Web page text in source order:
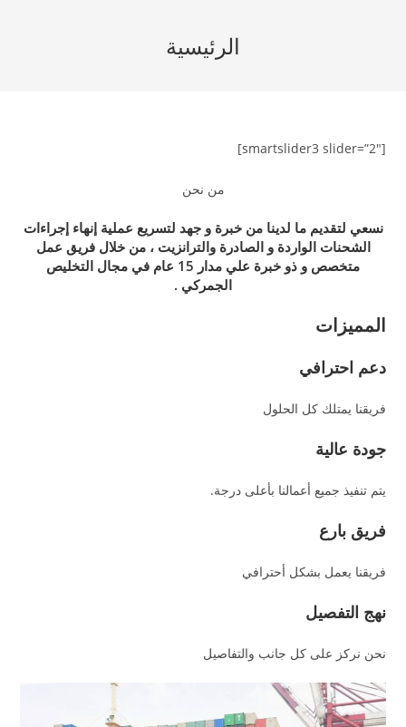
الرئيسية
[smartslider3 slider=”2″]
من نحن
نسعي لتقديم ما لدينا من خبرة و جهد لتسريع عملية إنهاء إجراءات
الشحنات الواردة و الصادرة والترانزيت ، من خلال فريق عمل
متخصص و ذو خبرة علي مدار 15 عام في مجال التخليص
الجمركي .
المميزات
دعم احترافي
فريقنا يمتلك كل الحلول
جودة عالية
يتم تنفيذ جميع أعمالنا بأعلى درجة.
فريق بارع
فريقنا يعمل بشكل أحترافي
نهج التفصيل
نحن نركز على كل جانب والتفاصيل